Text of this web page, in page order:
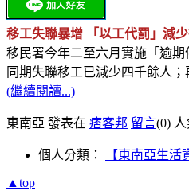
移工失聯暴增 「以工代罰」減
移民署今年二至六月實施「逾
同期失聯移工已減少四千餘人
(繼續閱讀...)
東南亞 發表在 痞客邦 留言(0)
個人分類： 【東南亞生活
▲top